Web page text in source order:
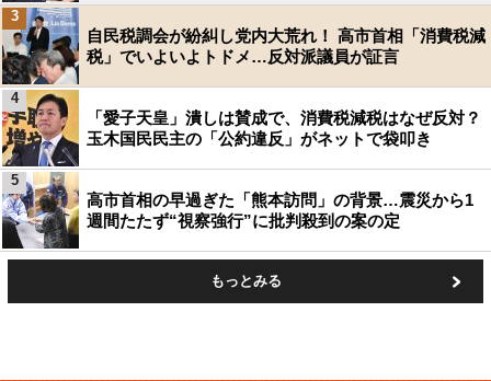
自民税調会が紛糾し党内大荒れ！ 高市首相「消費税減
税」でいよいよトドメ…反対派議員が証言
3
「愛子天皇」潰しは賛成で、消費税減税はなぜ反対？
玉木国民民主の「公約違反」がネットで袋叩き
4
高市首相の早過ぎた「熊本訪問」の背景…震災から1
週間たたず“視察強行”に批判殺到の案の定
5
もっとみる